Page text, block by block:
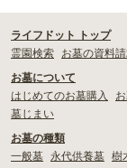
ライフドット トップ
霊園検索
お墓の資料
お墓について
はじめてのお墓購入
墓じまい
お墓の種類
一般墓
永代供養墓 樹